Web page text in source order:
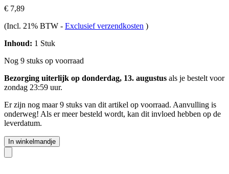
€ 7,89
(Incl. 21% BTW - Exclusief verzendkosten )
Inhoud: 1 Stuk
Nog 9 stuks op voorraad
Bezorging uiterlijk op donderdag, 13. augustus als je bestelt voor
zondag 23:59 uur.
Er zijn nog maar 9 stuks van dit artikel op voorraad. Aanvulling is
onderweg! Als er meer besteld wordt, kan dit invloed hebben op de
leverdatum.
In winkelmandje